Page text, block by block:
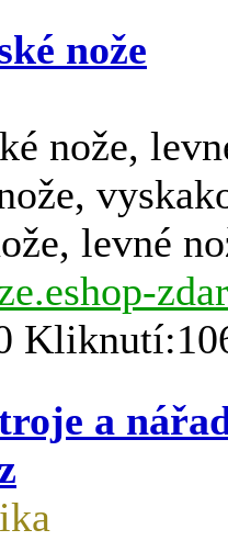
nože
nože,
levné
a